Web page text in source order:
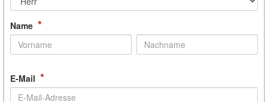
Name *
E-Mail *